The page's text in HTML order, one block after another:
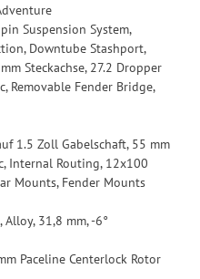
Suspension System,
Downtube Stashport,
Steckachse, 27.2 Dropper
Removable Fender Bridge,
1.5 Zoll Gabelschaft, 55 mm
Internal Routing, 12x100
Mounts, Fender Mounts
31,8 mm, -6°
Paceline Centerlock Rotor